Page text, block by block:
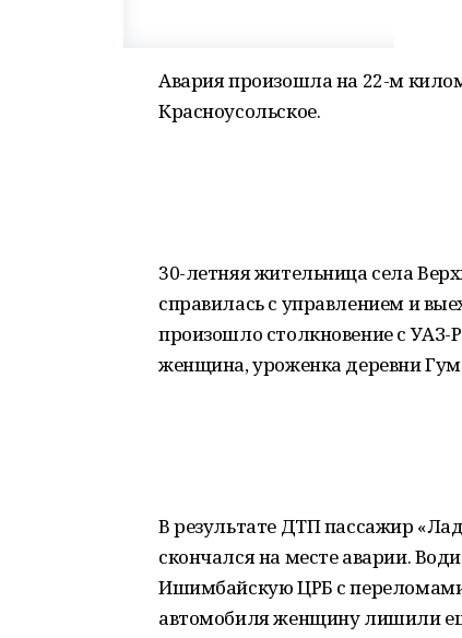
Авария произошла на 22-м
Красноусольское.
30-летняя жительница села
справилась с управлением и
произошло столкновение с УАЗ-
женщина, уроженка деревни
В результате ДТП пассажир
скончался на месте аварии.
Ишимбайскую ЦРБ с
автомобиля женщину лишили